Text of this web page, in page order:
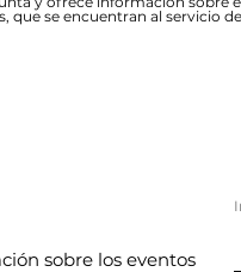
que se encuentran al servicio
sobre los eventos